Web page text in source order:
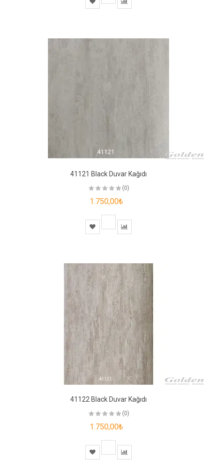
41121 Black Duvar Kağıdı
(0)
1.750,00₺
41122 Black Duvar Kağıdı
(0)
1.750,00₺